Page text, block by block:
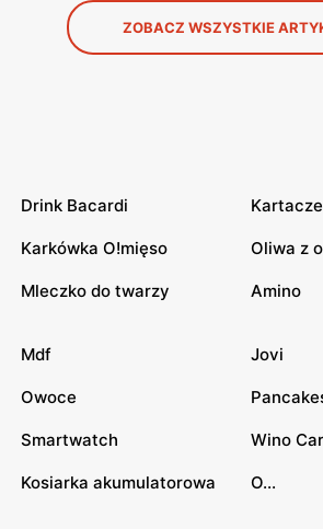
ZOBACZ WSZYSTKIE
Drink Bacardi Kartacze
Karkówka O!mięso Oliwa z
Mleczko do twarzy Amino
Mdf Jovi
Owoce
Smartwatch Wino
Kosiarka akumulatorowa O...